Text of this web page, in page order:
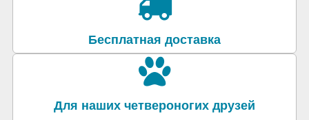
Бесплатная доставка
Для наших четвероногих друзей